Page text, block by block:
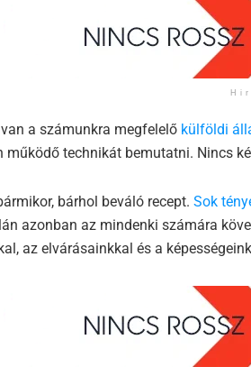
a számunkra megfelelő külföldi
működő technikát bemutatni. Nincs
bárhol beváló recept. Sok
azonban az mindenki számára
az elvárásainkkal és a